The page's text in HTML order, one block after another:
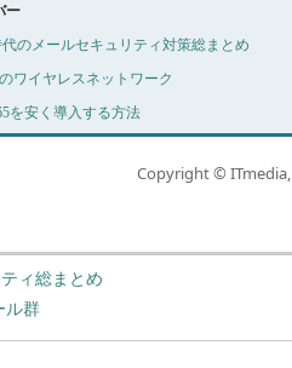
ー
のメールセキュリティ対策総まとめ
ワイヤレスネットワーク
を安く導入する方法
Copyright © ITmedia,
ィ総まとめ
ル群